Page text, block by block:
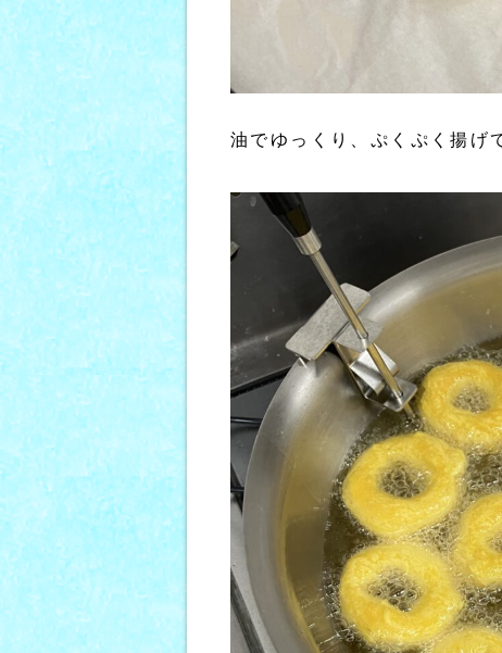
油でゆっくり、ぷくぷく揚げ